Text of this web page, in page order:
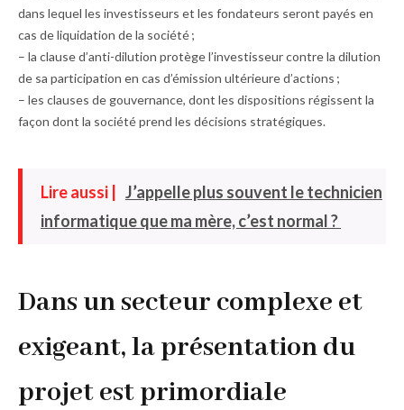
dans lequel les investisseurs et les fondateurs seront payés en
cas de liquidation de la société ;
– la clause d’anti-dilution protège l’investisseur contre la dilution
de sa participation en cas d’émission ultérieure d’actions ;
– les clauses de gouvernance, dont les dispositions ­régissent la
façon dont la société prend les décisions stratégiques.
Lire aussi |
J’appelle plus souvent le technicien
informatique que ma mère, c’est normal ?
Dans un secteur complexe et
exigeant, la présentation du
projet est primordiale